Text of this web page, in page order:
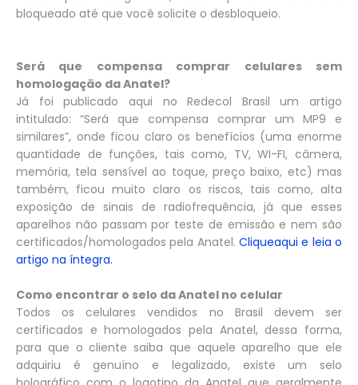
bloqueado até que você solicite o desbloqueio.
Será que compensa comprar celulares sem
homologação da Anatel?
Já foi publicado aqui no Redecol Brasil um artigo
intitulado: “Será que compensa comprar um MP9 e
similares”, onde ficou claro os benefícios (uma enorme
quantidade de funções, tais como, TV, WI-FI, câmera,
memória, tela sensível ao toque, preço baixo, etc) mas
também, ficou muito claro os riscos, tais como, alta
exposição de sinais de radiofrequência, já que esses
aparelhos não passam por teste de emissão e nem são
certificados/homologados pela Anatel. Cliqueaqui e leia o
artigo na íntegra.
Como encontrar o selo da Anatel no celular
Todos os celulares vendidos no Brasil devem ser
certificados e homologados pela Anatel, dessa forma,
para que o cliente saiba que aquele aparelho que ele
adquiriu é genuíno e legalizado, existe um selo